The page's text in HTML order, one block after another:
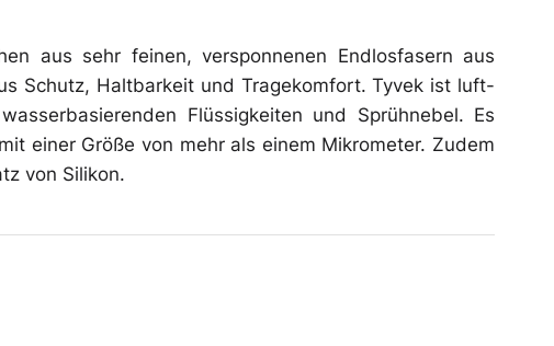
aus sehr feinen, versponnenen Endlosfasern aus
Schutz, Haltbarkeit und Tragekomfort. Tyvek ist luft-
Flüssigkeiten und Sprühnebel. Es
einer Größe von mehr als einem Mikrometer. Zudem
von Silikon.